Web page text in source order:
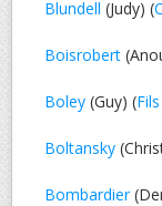
Blundell (Judy) (
Boisrobert
Boley (Guy) (
Boltansky
Bombardier